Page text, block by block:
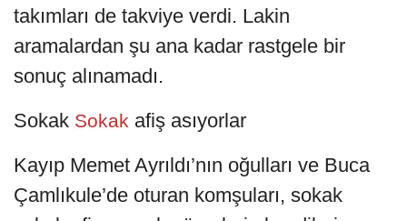
takımları de takviye verdi. Lakin
aramalardan şu ana kadar rastgele bir
sonuç alınamadı.
Sokak Sokak afiş asıyorlar
Kayıp Memet Ayrıldı’nın oğulları ve Buca
Çamlıkule’de oturan komşuları, sokak